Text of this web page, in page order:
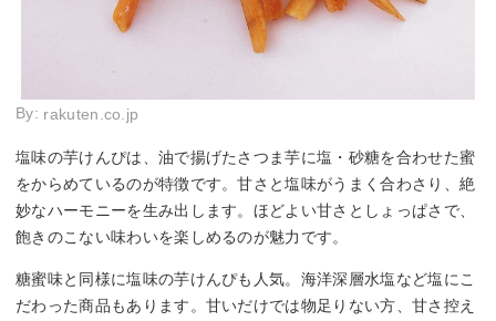
By: rakuten.co.jp
塩味の芋けんぴは、油で揚げたさつま芋に塩・砂糖を合わせた蜜
をからめているのが特徴です。甘さと塩味がうまく合わさり、絶
妙なハーモニーを生み出します。ほどよい甘さとしょっぱさで、
飽きのこない味わいを楽しめるのが魅力です。
糖蜜味と同様に塩味の芋けんぴも人気。海洋深層水塩など塩にこ
だわった商品もあります。甘いだけでは物足りない方、甘さ控え